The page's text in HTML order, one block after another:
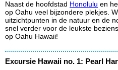
Naast de hoofdstad Honolulu en
op Oahu veel bijzondere plekjes.
uitzichtpunten in de natuur en de
snel verder voor de leukste
op Oahu Hawaii!
Excursie Hawaii no. 1: Pearl